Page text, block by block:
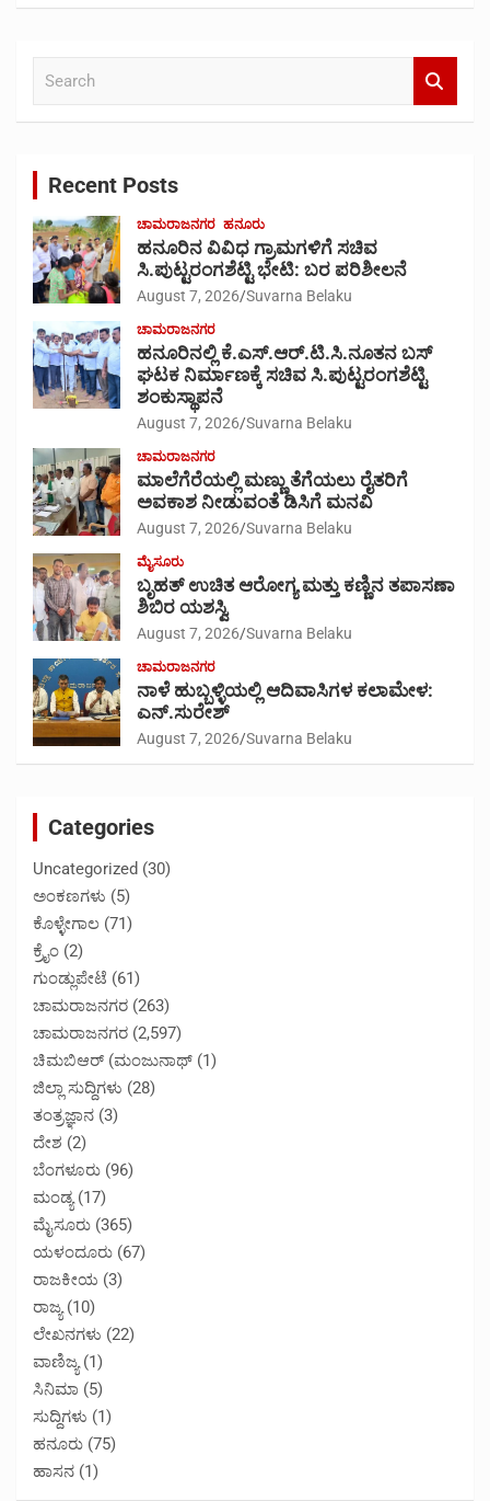
Recent Posts
ಚಾಮರಾಜನಗರ ಹನೂರು
ಹನೂರಿನ ವಿವಿಧ ಗ್ರಾಮಗಳಿಗೆ ಸಚಿವ
ಸಿ.ಪುಟ್ಟರಂಗಶೆಟ್ಟಿ ಭೇಟಿ: ಬರ ಪರಿಶೀಲನೆ
August 7, 2026 Suvarna Belaku
ಚಾಮರಾಜನಗರ
ಹನೂರಿನಲ್ಲಿ ಕೆ.ಎಸ್.ಆರ್.ಟಿ.ಸಿ.ನೂತನ ಬಸ್
ಘಟಕ ನಿರ್ಮಾಣಕ್ಕೆ ಸಚಿವ ಸಿ.ಪುಟ್ಟರಂಗಶೆಟ್ಟಿ
ಶಂಕುಸ್ಥಾಪನೆ
August 7, 2026 Suvarna Belaku
ಚಾಮರಾಜನಗರ
ಮಾಲೆಗೆರೆಯಲ್ಲಿ ಮಣ್ಣು ತೆಗೆಯಲು ರೈತರಿಗೆ
ಅವಕಾಶ ನೀಡುವಂತೆ ಡಿಸಿಗೆ ಮನವಿ
August 7, 2026 Suvarna Belaku
ಮೈಸೂರು
ಬೃಹತ್ ಉಚಿತ ಆರೋಗ್ಯ ಮತ್ತು ಕಣ್ಣಿನ ತಪಾಸಣಾ
ಶಿಬಿರ ಯಶಸ್ವಿ
August 7, 2026 Suvarna Belaku
ಚಾಮರಾಜನಗರ
ನಾಳೆ ಹುಬ್ಬಳ್ಳಿಯಲ್ಲಿ ಆದಿವಾಸಿಗಳ ಕಲಾಮೇಳ:
ಎನ್.ಸುರೇಶ್
August 7, 2026 Suvarna Belaku
Categories
Uncategorized (30)
ಅಂಕಣಗಳು (5)
ಕೊಳ್ಳೇಗಾಲ (71)
ಕ್ರೈಂ (2)
ಗುಂಡ್ಲುಪೇಟೆ (61)
ಚಾಮರಾಜನಗರ (263)
ಚಾಮರಾಜನಗರ (2,597)
ಚಿಮಬಿಆರ್ (ಮಂಜುನಾಥ್ (1)
ಜಿಲ್ಲಾ ಸುದ್ದಿಗಳು (28)
ತಂತ್ರಜ್ಞಾನ (3)
ದೇಶ (2)
ಬೆಂಗಳೂರು (96)
ಮಂಡ್ಯ(17)
ಮೈಸೂರು (365)
ಯಳಂದೂರು (67)
ರಾಜಕೀಯ (3)
ರಾಜ್ಯ(10)
ಲೇಖನಗಳು (22)
ವಾಣಿಜ್ಯ(1)
ಸಿನಿಮಾ (5)
ಸುದ್ದಿಗಳು (1)
ಹನೂರು (75)
ಹಾಸನ (1)